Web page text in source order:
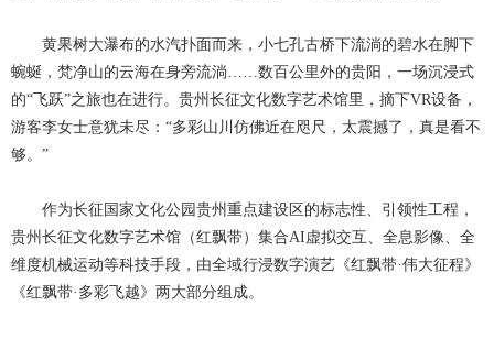
黄果树大瀑布的水汽扑面而来，小七孔古桥下流淌的碧水在脚下
蜿蜒，梵净山的云海在身旁流淌……数百公里外的贵阳，一场沉浸式
的“飞跃”之旅也在进行。贵州长征文化数字艺术馆里，摘下VR设备，
游客李女士意犹未尽：“多彩山川仿佛近在咫尺，太震撼了，真是看不
够。”
作为长征国家文化公园贵州重点建设区的标志性、引领性工程，
贵州长征文化数字艺术馆（红飘带）集合AI虚拟交互、全息影像、全
维度机械运动等科技手段，由全域行浸数字演艺《红飘带·伟大征程》
《红飘带·多彩飞越》两大部分组成。